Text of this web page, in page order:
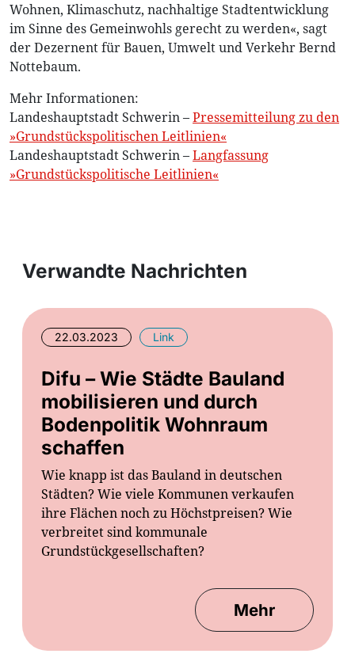
Wohnen, Klimaschutz, nachhaltige Stadtentwicklung
im Sinne des Gemeinwohls gerecht zu werden«, sagt
der Dezernent für Bauen, Umwelt und Verkehr Bernd
Nottebaum.
Mehr Informationen:
Landeshauptstadt Schwerin –Pressemitteilung zu den
»Grundstückspolitischen Leitlinien«
Landeshauptstadt Schwerin –Langfassung
»Grundstückspolitische Leitlinien«
Verwandte Nachrichten
22.03.2023 Link
Difu – Wie Städte Bauland
mobilisieren und durch
Bodenpolitik Wohnraum
schaffen
Wie knapp ist das Bauland in deutschen
Städten? Wie viele Kommunen verkaufen
ihre Flächen noch zu Höchstpreisen? Wie
verbreitet sind kommunale
Grundstückgesellschaften?
Mehr